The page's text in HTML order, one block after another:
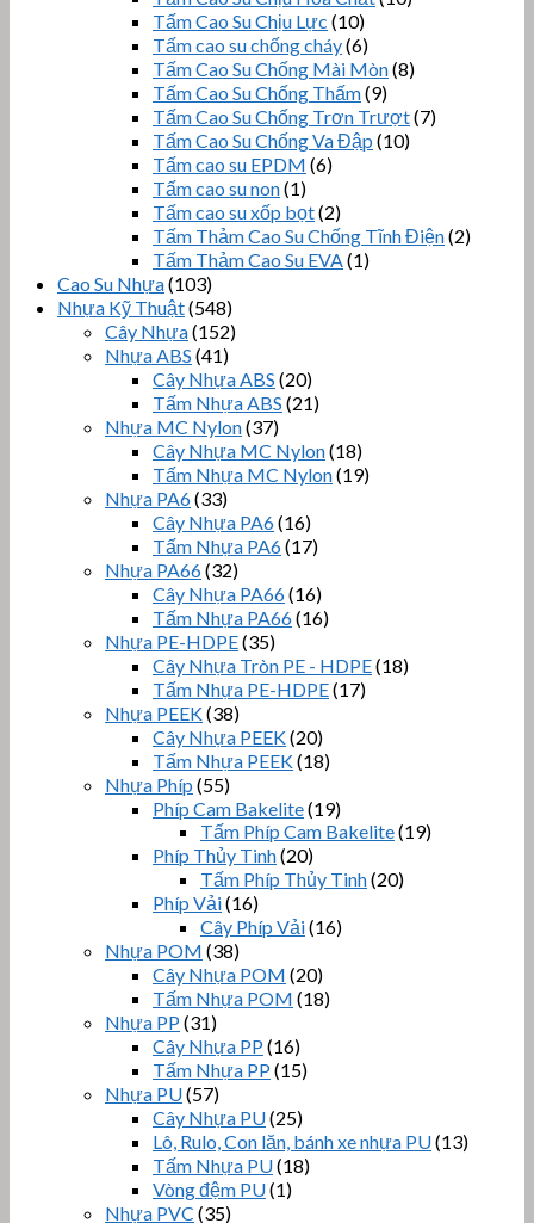
Tấm Cao Su Chịu Lực (10)
Tấm cao su chống cháy(6)
Tấm Cao Su Chống Mài Mòn(8)
Tấm Cao Su Chống Thấm(9)
Tấm Cao Su Chống Trơn Trượt(7)
Tấm Cao Su Chống Va Đập (10)
Tấm cao su EPDM (6)
Tấm cao su non(1)
Tấm cao su xốp bọt(2)
Tấm Thảm Cao Su Chống Tĩnh Điện(2)
Tấm Thảm Cao Su EVA(1)
Cao Su Nhựa(103)
Nhựa Kỹ Thuật(548)
Cây Nhựa(152)
Nhựa ABS (41)
Cây Nhựa ABS (20)
Tấm Nhựa ABS (21)
Nhựa MC Nylon(37)
Cây Nhựa MC Nylon(18)
Tấm Nhựa MC Nylon(19)
Nhựa PA6(33)
Cây Nhựa PA6(16)
Tấm Nhựa PA6(17)
Nhựa PA66(32)
Cây Nhựa PA66(16)
Tấm Nhựa PA66(16)
Nhựa PE-HDPE(35)
Cây Nhựa Tròn PE - HDPE(18)
Tấm Nhựa PE-HDPE(17)
Nhựa PEEK(38)
Cây Nhựa PEEK(20)
Tấm Nhựa PEEK(18)
Nhựa Phíp (55)
Phíp Cam Bakelite(19)
Tấm Phíp Cam Bakelite(19)
Phíp Thủy Tinh(20)
Tấm Phíp Thủy Tinh(20)
Phíp Vải(16)
Cây Phíp Vải(16)
Nhựa POM (38)
Cây Nhựa POM (20)
Tấm Nhựa POM (18)
Nhựa PP (31)
Cây Nhựa PP (16)
Tấm Nhựa PP (15)
Nhựa PU(57)
Cây Nhựa PU(25)
Lô, Rulo, Con lăn, bánh xe nhựa PU(13)
Tấm Nhựa PU(18)
Vòng đệm PU(1)
Nhựa PVC (35)